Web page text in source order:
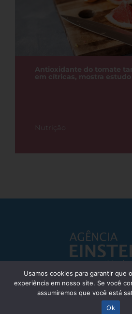
Antioxidante do tomate
em cítricas, mostra estudo
Nutrição
Responsável Técnico: Dr. Eliezer
© Einstein Hospital Israelita 2025 -
Usamos cookies para garantir que
experiência em nosso site. Se você
assumiremos que você está
Ok